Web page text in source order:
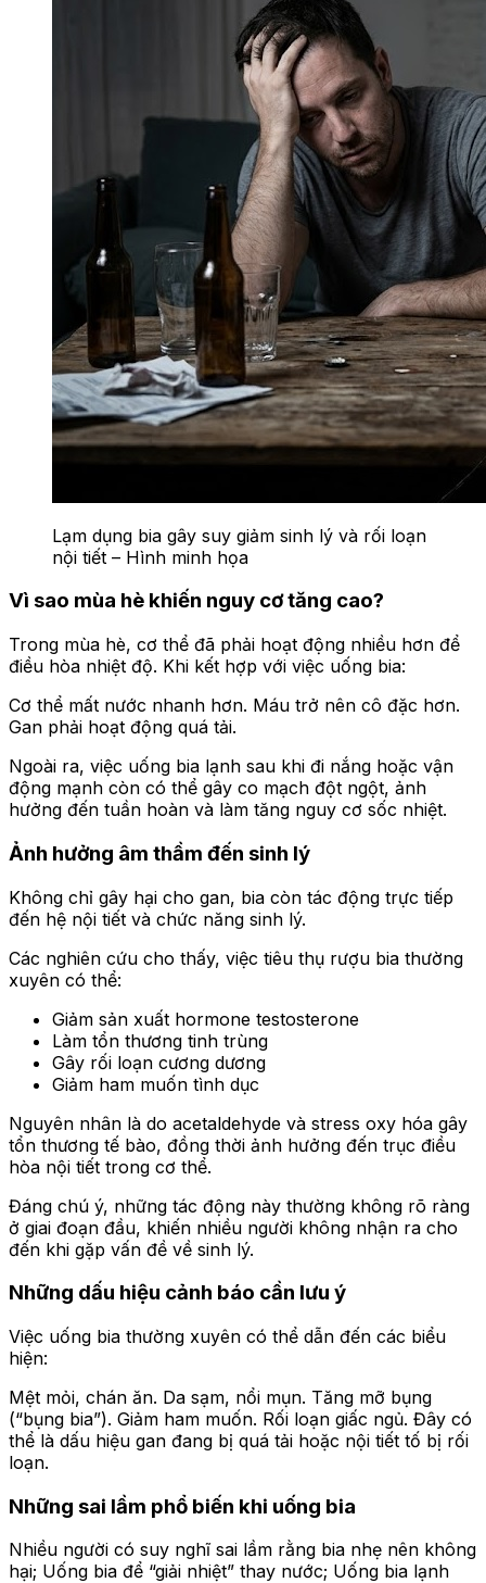
Lạm dụng bia gây suy giảm sinh lý và rối loạn
nội tiết – Hình minh họa
Vì sao mùa hè khiến nguy cơ tăng cao?
Trong mùa hè, cơ thể đã phải hoạt động nhiều hơn để
điều hòa nhiệt độ. Khi kết hợp với việc uống bia:
Cơ thể mất nước nhanh hơn. Máu trở nên cô đặc hơn.
Gan phải hoạt động quá tải.
Ngoài ra, việc uống bia lạnh sau khi đi nắng hoặc vận
động mạnh còn có thể gây co mạch đột ngột, ảnh
hưởng đến tuần hoàn và làm tăng nguy cơ sốc nhiệt.
Ảnh hưởng âm thầm đến sinh lý
Không chỉ gây hại cho gan, bia còn tác động trực tiếp
đến hệ nội tiết và chức năng sinh lý.
Các nghiên cứu cho thấy, việc tiêu thụ rượu bia thường
xuyên có thể:
Giảm sản xuất hormone testosterone
Làm tổn thương tinh trùng
Gây rối loạn cương dương
Giảm ham muốn tình dục
Nguyên nhân là do acetaldehyde và stress oxy hóa gây
tổn thương tế bào, đồng thời ảnh hưởng đến trục điều
hòa nội tiết trong cơ thể.
Đáng chú ý, những tác động này thường không rõ ràng
ở giai đoạn đầu, khiến nhiều người không nhận ra cho
đến khi gặp vấn đề về sinh lý.
Những dấu hiệu cảnh báo cần lưu ý
Việc uống bia thường xuyên có thể dẫn đến các biểu
hiện:
Mệt mỏi, chán ăn. Da sạm, nổi mụn. Tăng mỡ bụng
(“bụng bia”). Giảm ham muốn. Rối loạn giấc ngủ. Đây có
thể là dấu hiệu gan đang bị quá tải hoặc nội tiết tố bị rối
loạn.
Những sai lầm phổ biến khi uống bia
Nhiều người có suy nghĩ sai lầm rằng bia nhẹ nên không
hại; Uống bia để “giải nhiệt” thay nước; Uống bia lạnh